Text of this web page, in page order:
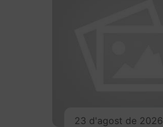
23 d'agost de 2026